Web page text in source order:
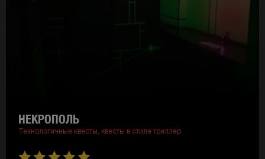
НЕКРОПОЛЬ
Технологичные квесты, квесты в стиле триллер